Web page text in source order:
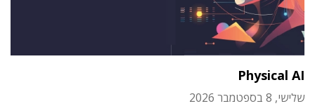
Physical AI
שלישי, 8 בספטמבר 2026